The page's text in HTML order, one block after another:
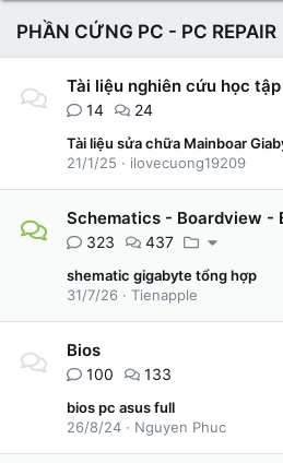
PHẦN CỨNG PC - PC REPAIR
Tài liệu nghiên cứu học
14 24
Tài liệu sửa chữa Mainboar
21/1/25
ilovecuong19209
Schematics - Boardview -
323 437
shematic gigabyte tổng hợp
31/7/26
Tienapple
Bios
100 133
bios pc asus full
26/8/24
Nguyen Phuc